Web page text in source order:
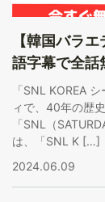
【韓国バラ
語字幕で全話
「SNL KOREA
ィで、40年の歴
「SNL（
は、「SNL K […]
2024.06.09